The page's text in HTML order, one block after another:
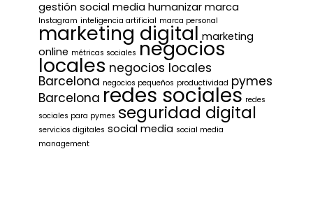
gestión social media humanizar marca
Instagram inteligencia artificial marca personal
marketing digital marketing
online métricas sociales negocios
locales negocios locales
Barcelona negocios pequeños productividad pymes
Barcelona redes sociales redes
sociales para pymes seguridad digital
servicios digitales social media social media
management